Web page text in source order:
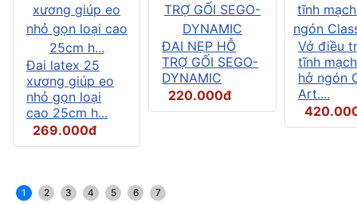
Đai latex 25
xương giúp eo
nhỏ gọn loại
cao 25cm h...
269.000đ
ĐAI NẸP HỖ
TRỢ GỐI SEGO-
DYNAMIC
220.000đ
Vớ điều
tĩnh
hở ngón
Art....
1 2 3 4 5 6 7